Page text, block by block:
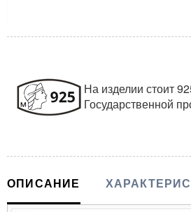
На изделии стоит
Государственной
ОПИСАНИЕ